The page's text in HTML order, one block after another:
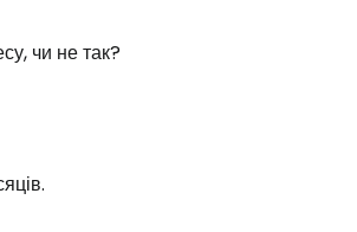
чи не так?